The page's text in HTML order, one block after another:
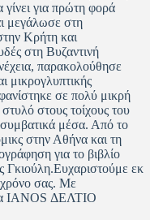
για πρώτη φορά
μεγάλωσε στη
Κρήτη και
στη Βυζαντινή
παρακολούθησε
μικρογλυπτικής
σε πολύ μικρή
στους τοίχους του
μέσα. Από το
στην Αθήνα και τη
για το βιβλίο
εκ
χρόνο σας. Με
IANOS ΔΕΛΤΙΟ